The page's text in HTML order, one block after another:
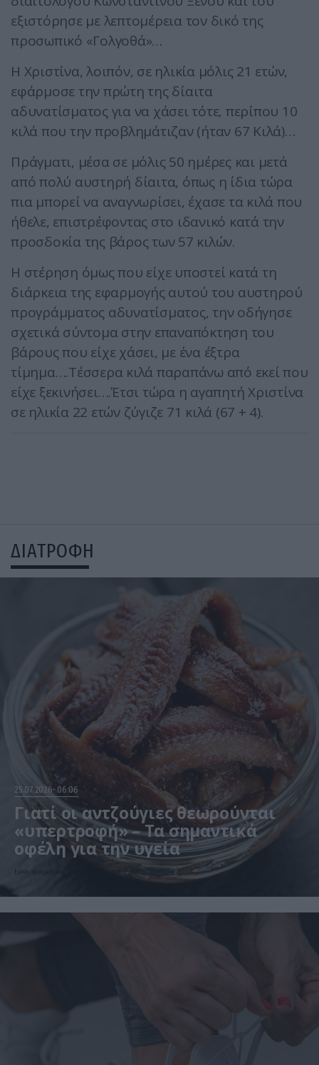
εξιστόρησε με λεπτομέρεια τον δικό της
προσωπικό «Γολγοθά»…
Η Χριστίνα, λοιπόν, σε ηλικία μόλις 21 ετών,
εφάρμοσε την πρώτη της δίαιτα
αδυνατίσματος για να χάσει τότε, περίπου 10
κιλά που την προβλημάτιζαν (ήταν 67 Κιλά)…
Πράγματι, μέσα σε μόλις 50 ημέρες και μετά
από πολύ αυστηρή δίαιτα, όπως η ίδια τώρα
πια μπορεί να αναγνωρίσει, έχασε τα κιλά που
ήθελε, επιστρέφοντας στο ιδανικό κατά την
προσδοκία της βάρος των 57 κιλών.
Η στέρηση όμως που είχε υποστεί κατά τη
διάρκεια της εφαρμογής αυτού του αυστηρού
προγράμματος αδυνατίσματος, την οδήγησε
σχετικά σύντομα στην επαναπόκτηση του
βάρους που είχε χάσει, με ένα έξτρα
τίμημα….Τέσσερα κιλά παραπάνω από εκεί που
είχε ξεκινήσει….Έτσι τώρα η αγαπητή Χριστίνα
σε ηλικία 22 ετών ζύγιζε 71 κιλά (67 + 4).
ΔΙΑΤΡΟΦΗ
25.07.2026 06:06
Γιατί οι αντζούγιες θεωρούνται
«υπερτροφή» – Τα σημαντικά
οφέλη για την υγεία
Είναι πραγματικός «θησαυρός» για την υγεία